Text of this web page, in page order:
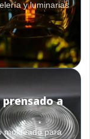
y luminarias
a
moldeado para